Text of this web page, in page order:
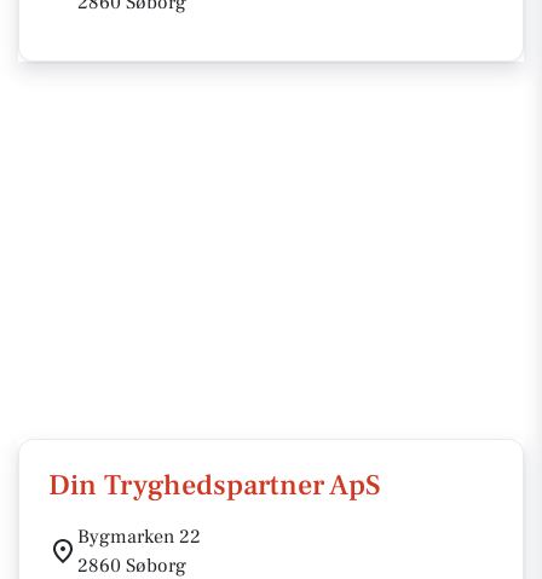
Din Tryghedspartner ApS
Bygmarken 22
2860 Søborg